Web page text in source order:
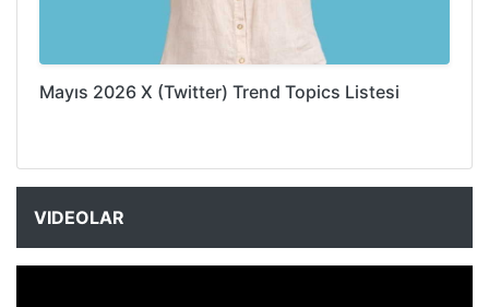
Mayıs 2026 X (Twitter) Trend Topics Listesi
VIDEOLAR